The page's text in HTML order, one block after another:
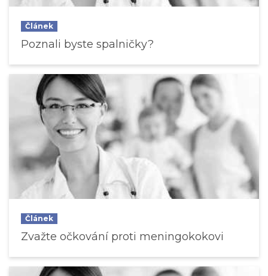
Článek
Poznali byste spalničky?
Článek
Zvažte očkování proti meningokokovi